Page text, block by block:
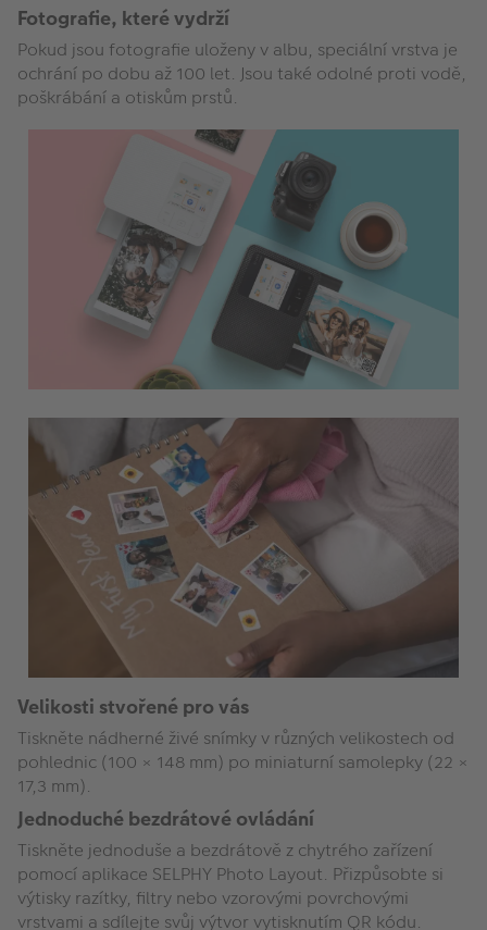
Fotografie, které vydrží
Pokud jsou fotografie uloženy v albu, speciální vrstva je
ochrání po dobu až 100 let. Jsou také odolné proti vodě,
poškrábání a otiskům prstů.
Velikosti stvořené pro vás
Tiskněte nádherné živé snímky v různých velikostech od
pohlednic (100 × 148 mm) po miniaturní samolepky (22 ×
17,3 mm).
Jednoduché bezdrátové ovládání
Tiskněte jednoduše a bezdrátově z chytrého zařízení
pomocí aplikace SELPHY Photo Layout. Přizpůsobte si
výtisky razítky, filtry nebo vzorovými povrchovými
vrstvami a sdílejte svůj výtvor vytisknutím QR kódu.